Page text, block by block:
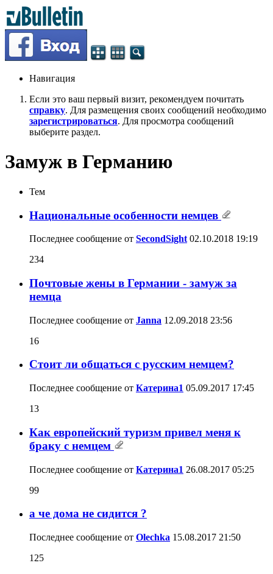
Навигация
Если это ваш первый визит, рекомендуем почитать
справку. Для размещения своих сообщений необходимо
зарегистрироваться. Для просмотра сообщений
выберите раздел.
Замуж в Германию
Тем
Национальные особенности немцев
Последнее сообщение от SecondSight 02.10.2018 19:19
234
Почтовые жены в Германии - замуж за
немца
Последнее сообщение от Janna 12.09.2018 23:56
16
Стоит ли общаться с русским немцем?
Последнее сообщение от Катерина1 05.09.2017 17:45
13
Как европейский туризм привел меня к
браку с немцем
Последнее сообщение от Катерина1 26.08.2017 05:25
99
а че дома не сидится ?
Последнее сообщение от Olechka 15.08.2017 21:50
125